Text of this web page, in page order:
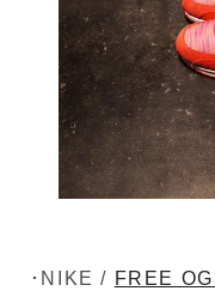
･NIKE / FREE